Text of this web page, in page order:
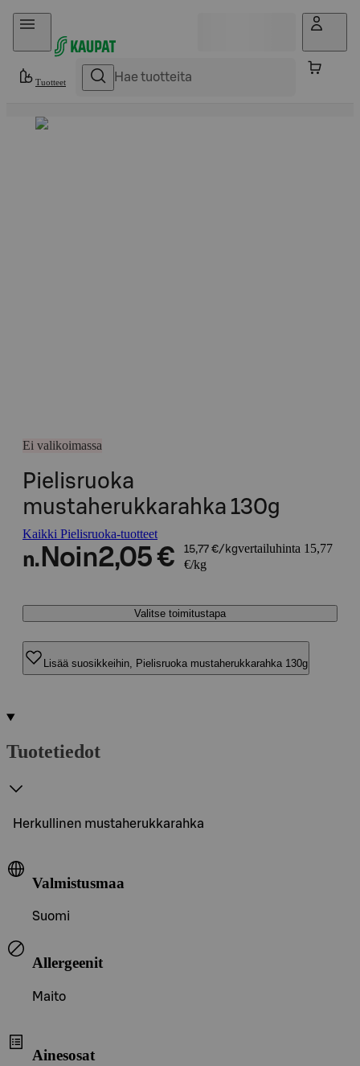
Hyppää sisältöön
Tuotteet
Ei valikoimassa
Pielisruoka
mustaherukkarahka 130g
Kaikki Pielisruoka-tuotteet
n. Noin2,05 € 15,77 €/kgvertailuhinta 15,77
€/kg
Valitse toimitustapa
Lisää suosikkeihin, Pielisruoka mustaherukkarahka 130g
Tuotetiedot
Herkullinen mustaherukkarahka
Valmistusmaa
Suomi
Allergeenit
Maito
Ainesosat